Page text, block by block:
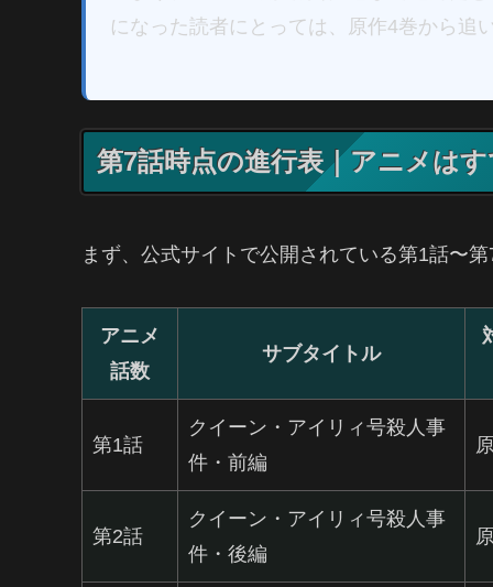
になった読者にとっては、原作4巻から追
第7話時点の進行表｜アニメは
まず、公式サイトで公開されている第1話〜
アニメ
話数
サブタイトル
第1話
クイーン・アイリィ号殺人事
件・前編
第2話
クイーン・アイリィ号殺人事
件・後編